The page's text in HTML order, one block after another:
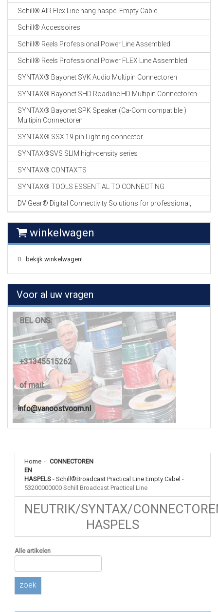
Schill® AIR Flex Line hang haspel Empty Cable
Schill® Accessoires
Schill® Reels Professional Power Line Assembled
Schill® Reels Professional Power FLEX Line Assembled
SYNTAX® Bayonet SVK Audio Multipin Connectoren
SYNTAX® Bayonet SHD Roadline HD Multipin Connectoren
SYNTAX® Bayonet SPK Speaker (Ca-Com compatible )
Multipin Connectoren
SYNTAX® SSX 19 pin Lighting connector
SYNTAX®SVS SLIM high-density series
SYNTAX® CONTAXTS
SYNTAX® TOOLS ESSENTIAL TO CONNECTING
DVIGear® Digital Connectivity Solutions for professional,
winkelwagen
0 bekijk winkelwagen!
Voor al uw vragen
BEL ONS:
+31345515262
of mail:
info@vanoostvoorn.nl
Home - CONNECTOREN
EN
HASPELS - Schill®Broadcast Practical Line Empty Cabel -
53200000000 Schill Broadcast Practical Line
NEUTRIK/SYNTAX/
HASPELS
Alle artikelen
zoek